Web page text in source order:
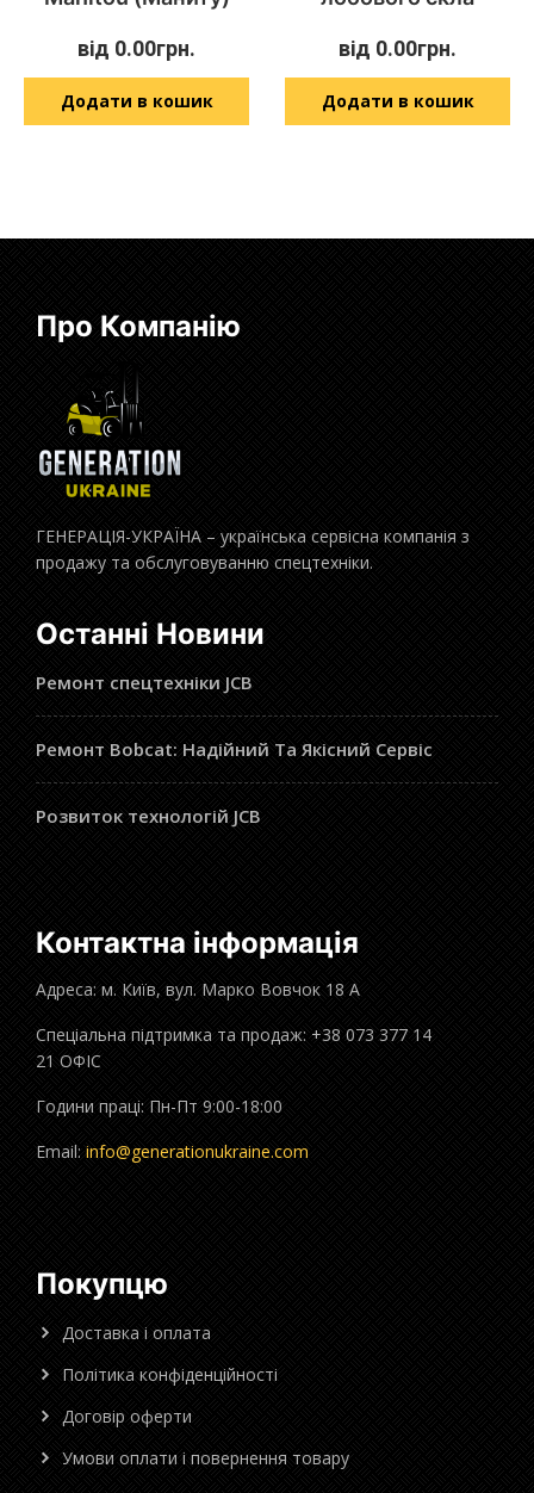
від 0.00грн.
Додати в кошик
від 0.00грн.
Додати в кошик
Про Компанію
ГЕНЕРАЦІЯ-УКРАЇНА – українська сервісна компанія з
продажу та обслуговуванню спецтехніки.
Останні Новини
Ремонт спецтехніки JCB
Ремонт Bobcat: Надійний Та Якісний Сервіс
Розвиток технологій JCB
Контактна інформація
Адреса: м. Київ, вул. Марко Вовчок 18 А
Спеціальна підтримка та продаж: +38 073 377 14
21 ОФІС
Години праці: Пн-Пт 9:00-18:00
Email: info@generationukraine.com
Покупцю
Доставка і оплата
Політика конфіденційності
Договір оферти
Умови оплати і повернення товару